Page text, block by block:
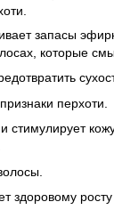
запасы
которые
перхоти.
стимулирует
здоровому росту